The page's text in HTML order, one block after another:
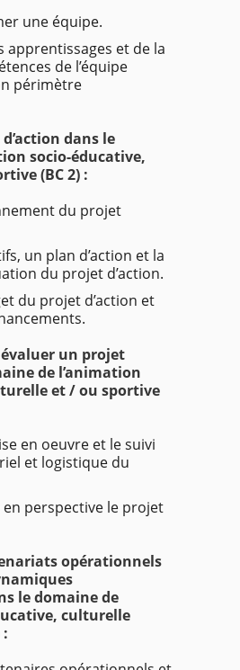
une équipe.
apprentissages et de la
de l’équipe
périmètre
dans le
socio-éducative,
(BC 2) :
du projet
un plan d’action et la
du projet d’action.
du projet d’action et
un projet
de l’animation
et / ou sportive
en oeuvre et le suivi
et logistique du
perspective le projet
opérationnels
le domaine de
culturelle